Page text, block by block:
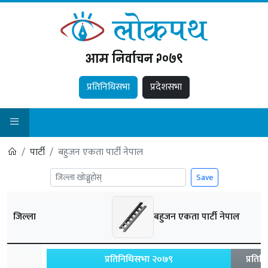
आम निर्वाचन २०७९
प्रतिनिधिसभा प्रदेशसभा
पार्टी बहुजन एकता पार्टी नेपाल
Save
जिल्ला बहुजन एकता पार्टी नेपाल
प्रतिनिधिसभा २०७९